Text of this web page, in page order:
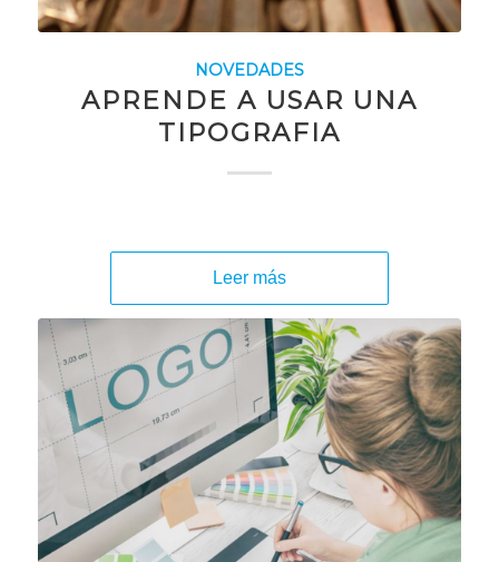
NOVEDADES
APRENDE A USAR UNA
TIPOGRAFIA
Leer más